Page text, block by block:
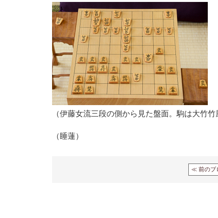
（伊藤女流三段の側から見た盤面。駒は大竹
（睡蓮）
≪ 前のブ